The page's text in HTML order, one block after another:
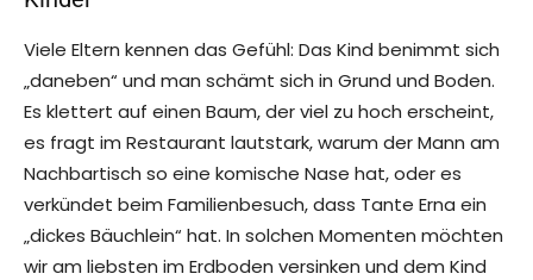
Viele Eltern kennen das Gefühl: Das Kind benimmt sich
„daneben“ und man schämt sich in Grund und Boden.
Es klettert auf einen Baum, der viel zu hoch erscheint,
es fragt im Restaurant lautstark, warum der Mann am
Nachbartisch so eine komische Nase hat, oder es
verkündet beim Familienbesuch, dass Tante Erna ein
„dickes Bäuchlein“ hat. In solchen Momenten möchten
wir am liebsten im Erdboden versinken und dem Kind